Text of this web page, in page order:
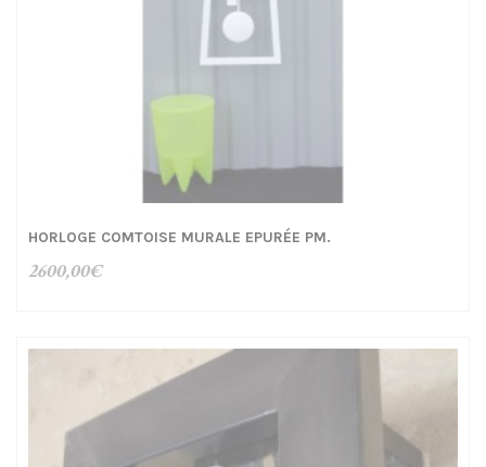
HORLOGE COMTOISE MURALE EPURÉE PM.
2600,00€